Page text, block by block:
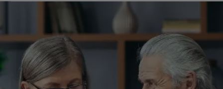
vous ne savez pas vers qui vous tourner ? Vous pouvez
adresser à un médecin ORL ! Ces médecins, également
appelés oto-rhino-laryngologistes, sont spécialisés dans le
diagnostic et le traitement des affections du nez, de la
et des oreilles. Nous vous expliquons volontiers ce qu'un
médecin ORL peut faire pour vous.